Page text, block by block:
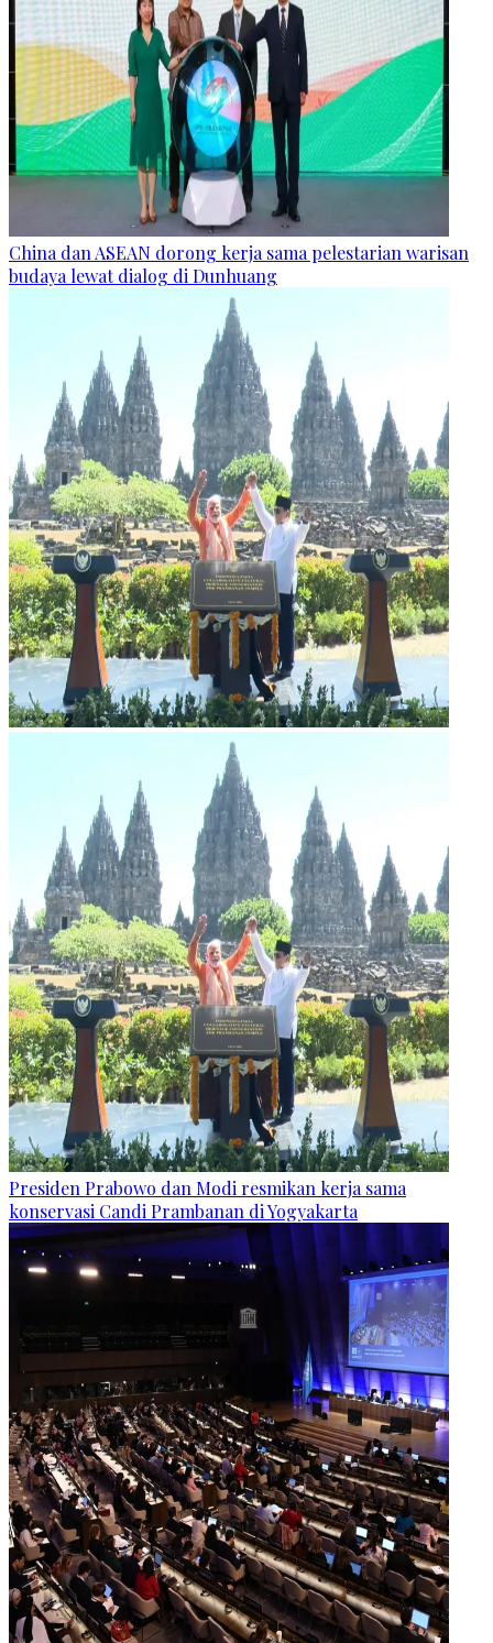
China dan ASEAN dorong kerja sama pelestarian warisan
budaya lewat dialog di Dunhuang
Presiden Prabowo dan Modi resmikan kerja sama
konservasi Candi Prambanan di Yogyakarta